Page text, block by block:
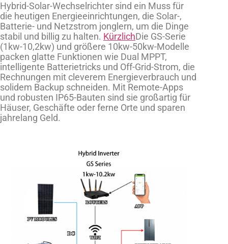
Hybrid-Solar-Wechselrichter sind ein Muss für
die heutigen Energieeinrichtungen, die Solar-,
Batterie- und Netzstrom jonglern, um die Dinge
stabil und billig zu halten. KürzlichDie GS-Serie
(1kw-10,2kw) und größere 10kw-50kw-Modelle
packen glatte Funktionen wie Dual MPPT,
intelligente Batterietricks und Off-Grid-Strom, die
Rechnungen mit cleverem Energieverbrauch und
solidem Backup schneiden. Mit Remote-Apps
und robusten IP65-Bauten sind sie großartig für
Häuser, Geschäfte oder ferne Orte und sparen
jahrelang Geld.